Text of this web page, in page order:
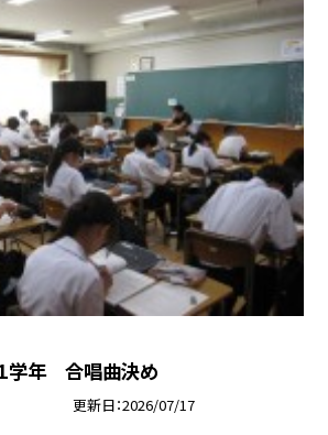
１学年 合唱曲決め
更新日 2026/07/17